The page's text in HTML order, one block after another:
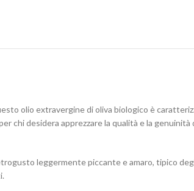
olio extravergine di oliva biologico è
chi desidera apprezzare la qualità e la genuinità
leggermente piccante e amaro, tipico